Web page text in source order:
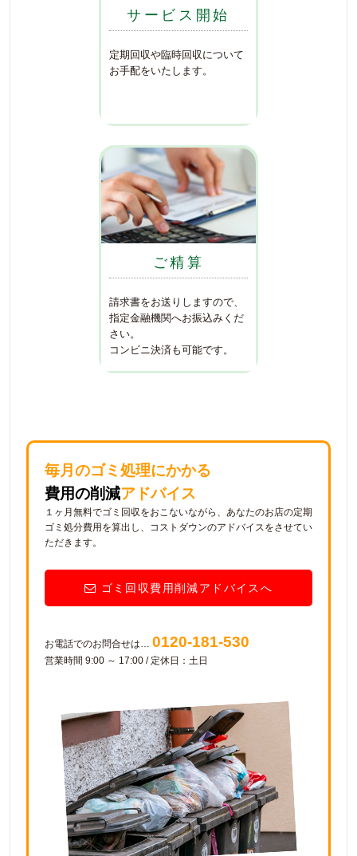
サービス開始
定期回収や臨時回収について
お手配をいたします。
ご精算
請求書をお送りしますので、
指定金融機関へお振込みくだ
さい。
コンビニ決済も可能です。
毎月のゴミ処理にかかる
費用の削減アドバイス
１ヶ月無料でゴミ回収をおこないながら、あなたのお店の定期
ゴミ処分費用を算出し、コストダウンのアドバイスをさせてい
ただきます。
ゴミ回収費用削減アドバイスへ
お電話でのお問合せは… 0120-181-530
営業時間 9:00 ～ 17:00 / 定休日：土日